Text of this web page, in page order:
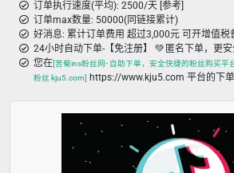
订单执行速度(平均): 2500/天 [参考]
订单max数量: 50000(同链接累计)
好消息: 累计订单费用 超过3,000元 可开增值税
24小时自动下单-【免注册】 💚 匿名下单，更安
您在[苦菊ins粉丝网- 自助下单，安全快捷的粉丝购买平
粉丝 kju5.com]
https://www.kju5.com 平台的下单